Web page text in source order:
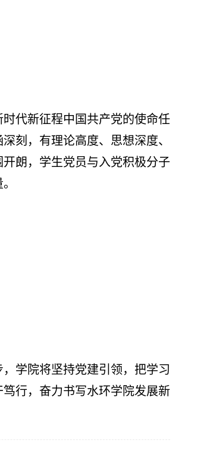
代新征程中国共产党的使命任
刻，有理论高度、思想深度、
朗，学生党员与入党积极分子
学院将坚持党建引领，把学习
行，奋力书写水环学院发展新